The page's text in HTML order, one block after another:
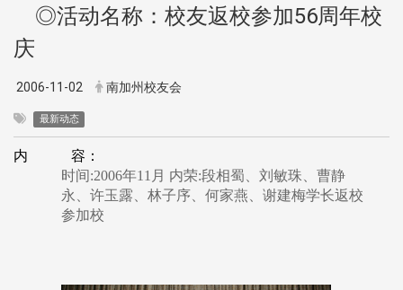
◎活动名称：校友返校参加56周年校
庆
2006-11-02 南加州校友会
最新动态
内 容：
时间:2006年11月 内荣:段相蜀、刘敏珠、曹静
永、许玉露、林子序、何家燕、谢建梅学长返校
参加校